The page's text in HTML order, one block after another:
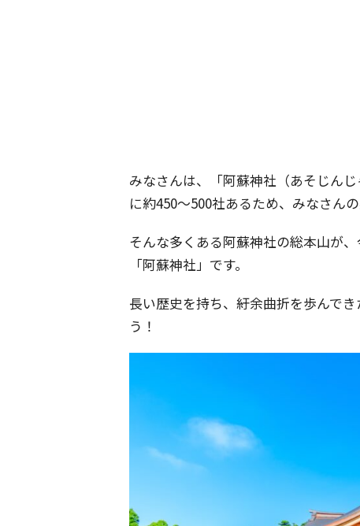
みなさんは、「阿蘇神社（あそじん
に約450～500社あるため、みなさん
そんな多くある阿蘇神社の総本山が
「阿蘇神社」です。
長い歴史を持ち、紆余曲折を歩んで
う！